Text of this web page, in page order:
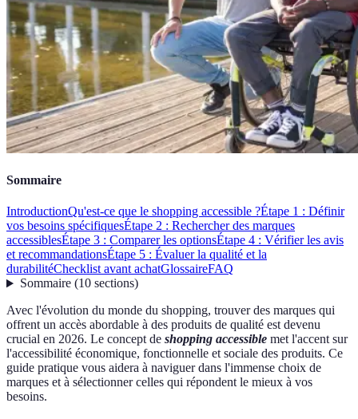
Sommaire
IntroductionQu'est-ce que le shopping accessible ?Étape 1 : Définir
vos besoins spécifiquesÉtape 2 : Rechercher des marques
accessiblesÉtape 3 : Comparer les optionsÉtape 4 : Vérifier les avis
et recommandationsÉtape 5 : Évaluer la qualité et la
durabilitéChecklist avant achatGlossaireFAQ
Sommaire(10 sections)
Avec l'évolution du monde du shopping, trouver des marques qui
offrent un accès abordable à des produits de qualité est devenu
crucial en 2026. Le concept de shopping accessible met l'accent sur
l'accessibilité économique, fonctionnelle et sociale des produits. Ce
guide pratique vous aidera à naviguer dans l'immense choix de
marques et à sélectionner celles qui répondent le mieux à vos
besoins.